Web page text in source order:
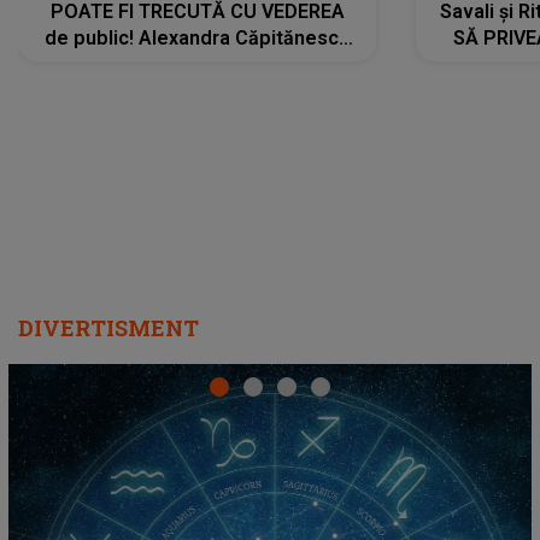
POATE FI TRECUTĂ CU VEDEREA
de public! Alexandra Căpitănescu
Savali și
SĂ
DIVERTISMENT